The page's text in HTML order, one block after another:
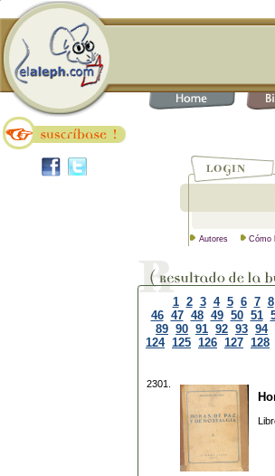
Autores Cómo
1 2 3 4 5 6 7 8
46 47 48 49 50 51
89 90 91 92 93 94
124 125 126 127 128
2301.